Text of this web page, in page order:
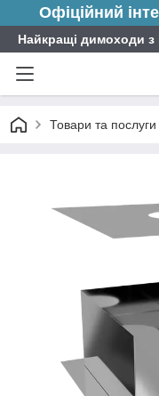
Офіційний
Найкращі димоходи з
Товари та послуги